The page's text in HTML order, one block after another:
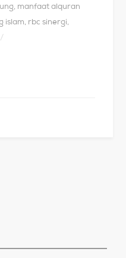
manfaat alquran
islam rbc sinergi